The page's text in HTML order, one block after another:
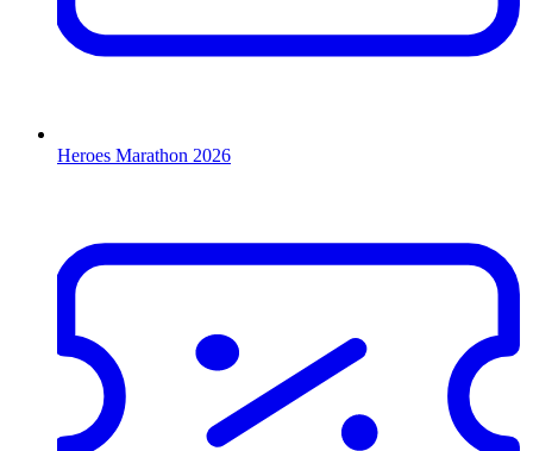
Heroes Marathon 2026